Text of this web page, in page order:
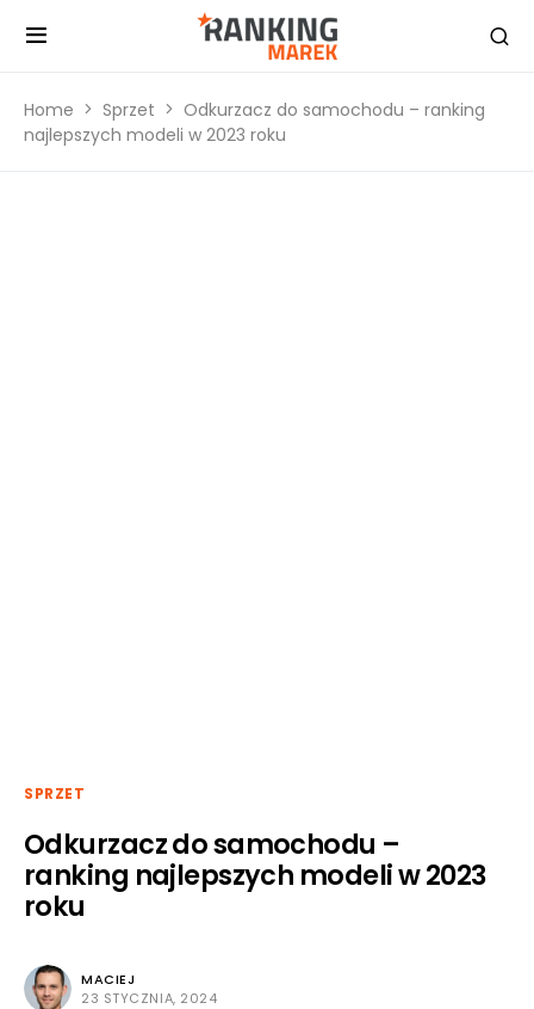
Home Sprzet
Odkurzacz do samochodu – ranking
najlepszych modeli w 2023 roku
SPRZET
Odkurzacz do samochodu –
ranking najlepszych modeli w 2023
roku
MACIEJ
23 STYCZNIA, 2024